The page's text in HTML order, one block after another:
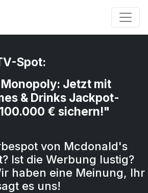
Spot:
Monopoly: Jetzt mit
& Drinks Jackpot-
€ sichern!"
von Mcdonald's
Ist die Werbung lustig?
haben eine Meinung, Ihr
es uns!